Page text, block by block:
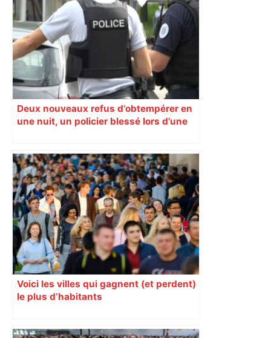
Toulouse en 16e de finale . Sport –
Maville Angers
Deux nouveaux refus d’obtempérer en
une nuit, un policier blessé lors d’une
Voici les villes qui gagnent (et perdent)
le plus d’habitants